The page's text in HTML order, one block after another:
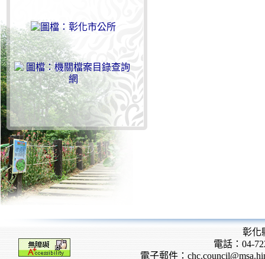
彰化
電話：04-
電子郵件：